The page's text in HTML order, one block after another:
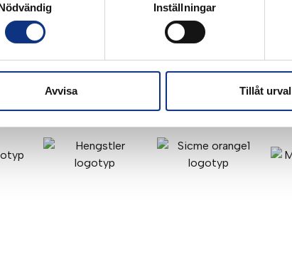
Inställningar
Avvisa Tillåt urval
tillkommer. Alla priser visas i SEK. Stabe innehar